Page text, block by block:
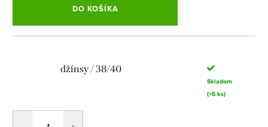
DO KOŠÍKA
džínsy / 38/40
Skladom
(>5 ks)